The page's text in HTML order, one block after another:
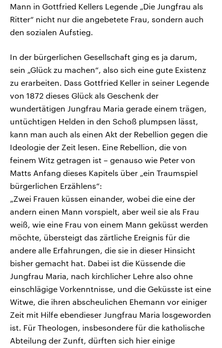
Mann in Gottfried Kellers Legende „Die Jungfrau als
Ritter“ nicht nur die angebetete Frau, sondern auch
den sozialen Aufstieg.
In der bürgerlichen Gesellschaft ging es ja darum,
sein „Glück zu machen“, also sich eine gute Existenz
zu erarbeiten. Dass Gottfried Keller in seiner Legende
von 1872 dieses Glück als Geschenk der
wundertätigen Jungfrau Maria gerade einem trägen,
untüchtigen Helden in den Schoß plumpsen lässt,
kann man auch als einen Akt der Rebellion gegen die
Ideologie der Zeit lesen. Eine Rebellion, die von
feinem Witz getragen ist – genauso wie Peter von
Matts Anfang dieses Kapitels über „ein Traumspiel
bürgerlichen Erzählens“:
„Zwei Frauen küssen einander, wobei die eine der
andern einen Mann vorspielt, aber weil sie als Frau
weiß, wie eine Frau von einem Mann geküsst werden
möchte, übersteigt das zärtliche Ereignis für die
andere alle Erfahrungen, die sie in dieser Hinsicht
bisher gemacht hat. Dabei ist die Küssende die
Jungfrau Maria, nach kirchlicher Lehre also ohne
einschlägige Vorkenntnisse, und die Geküsste ist eine
Witwe, die ihren abscheulichen Ehemann vor einiger
Zeit mit Hilfe ebendieser Jungfrau Maria losgeworden
ist. Für Theologen, insbesondere für die katholische
Abteilung der Zunft, dürften sich hier einige